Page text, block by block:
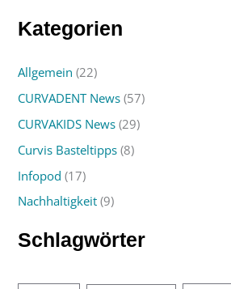
u
c
e
n
n
a
c
Kategorien
Allgemein (22)
CURVADENT News (57)
CURVAKIDS News (29)
Curvis Basteltipps (8)
Infopod (17)
Nachhaltigkeit (9)
Schlagwörter